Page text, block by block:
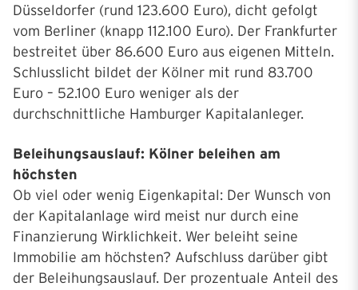
Düsseldorfer (rund 123.600 Euro), dicht gefolgt
vom Berliner (knapp 112.100 Euro). Der Frankfurter
bestreitet über 86.600 Euro aus eigenen Mitteln.
Schlusslicht bildet der Kölner mit rund 83.700
Euro – 52.100 Euro weniger als der
durchschnittliche Hamburger Kapitalanleger.
Beleihungsauslauf: Kölner beleihen am
höchsten
Ob viel oder wenig Eigenkapital: Der Wunsch von
der Kapitalanlage wird meist nur durch eine
Finanzierung Wirklichkeit. Wer beleiht seine
Immobilie am höchsten? Aufschluss darüber gibt
der Beleihungsauslauf. Der prozentuale Anteil des